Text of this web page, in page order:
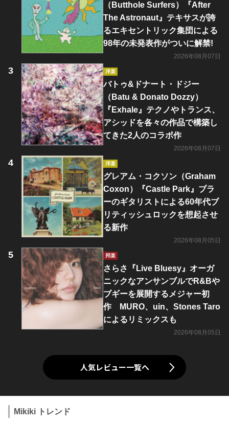
（Butthole Surfers）『After
The Astronaut』テキサスが誇
るエキセントリック集団による
98年の未発表作がついに解禁!
2026年08月07日
洋楽
バトゥ&ドナート・ドジー
（Batu & Donato Dozzy）
『Exhale』テクノやトランス、
アシッドを各々の作品で構築し
てきた2人のコラボ作
2026年08月07日
洋楽
グレアム・コクソン（Graham
Coxon）『Castle Park』ブラ
ーのギタリストによる60年代ブ
リティッシュロックを想起させ
る新作
2026年08月05日
邦楽
さらさ『Live Bluesy』オーガ
ニックなアンサンブルでR&Bや
ブギーを展開するメジャー初
作 MURO、uin、Stones Taro
によるリミックスも
2026年08月05日
人気レビュー一覧へ
Mikiki トレンド